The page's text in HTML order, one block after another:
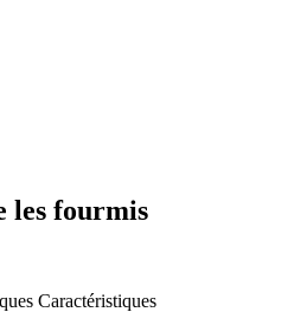
les fourmis
Caractéristiques